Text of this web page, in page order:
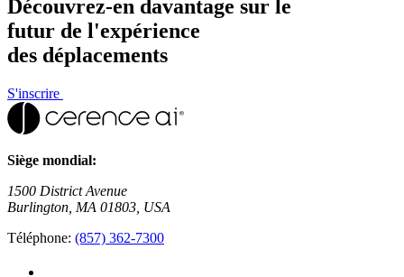
Découvrez-en davantage sur le
futur de l'expérience
des déplacements
S'inscrire
Siège mondial:
1500 District Avenue
Burlington, MA 01803, USA
Téléphone: (857) 362-7300